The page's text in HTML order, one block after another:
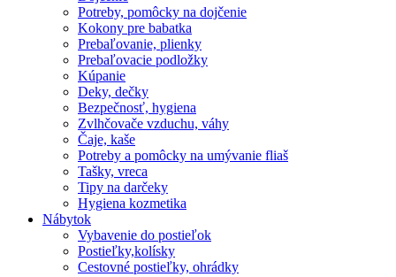
Potreby, pomôcky na dojčenie
Kokony pre babatka
Prebaľovanie, plienky
Prebaľovacie podložky
Kúpanie
Deky, dečky
Bezpečnosť, hygiena
Zvlhčovače vzduchu, váhy
Čaje, kaše
Potreby a pomôcky na umývanie fliaš
Tašky, vreca
Tipy na darčeky
Hygiena kozmetika
Nábytok
Vybavenie do postieľok
Postieľky,kolísky
Cestovné postieľky, ohrádky